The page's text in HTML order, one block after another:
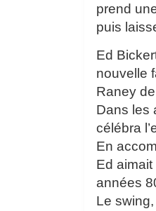
prend
puis
Ed
nouvelle
Raney
Dans les
célébra
En
Ed
années
Le